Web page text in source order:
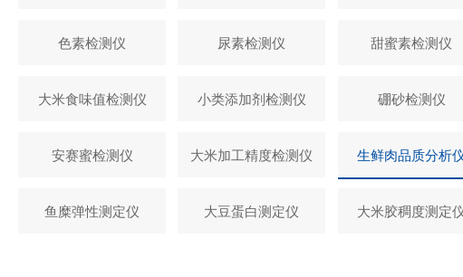
色素检测仪 尿素检测仪 甜蜜素检测仪
大米食味值检测仪 小类添加剂检测仪 硼砂检测仪
安赛蜜检测仪 大米加工精度检测仪 生鲜肉品质分析
鱼糜弹性测定仪 大豆蛋白测定仪 大米胶稠度测定